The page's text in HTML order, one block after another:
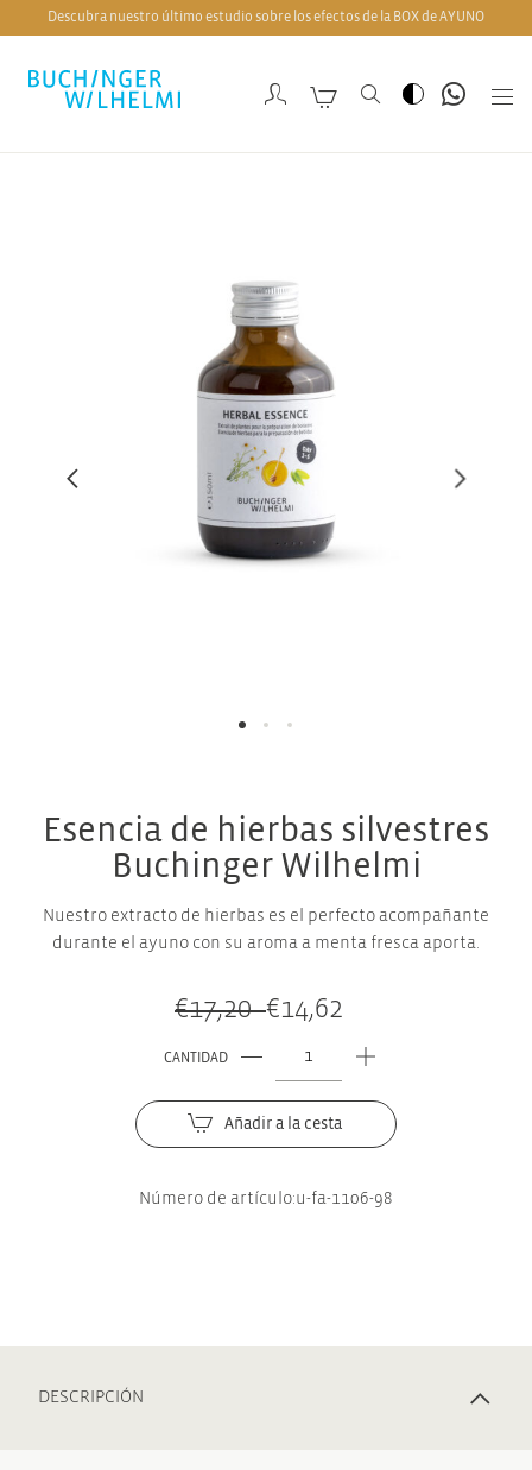
Descubra nuestro último estudio sobre los efectos de la BOX de AYUNO
Esencia de hierbas silvestres
Buchinger Wilhelmi
Nuestro extracto de hierbas es el perfecto acompañante
durante el ayuno con su aroma a menta fresca aporta.
17,20
€
El
original
17,20 €.
14,62
€
El
actual
14,62 €.
CANTIDAD
hierbas
silvestres
Wilhelmi
Añadir a la cesta
Número de artículo:u-fa-1106-98
DESCRIPCIÓN